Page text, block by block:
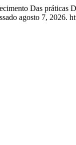
Das
agosto 7, 2026.